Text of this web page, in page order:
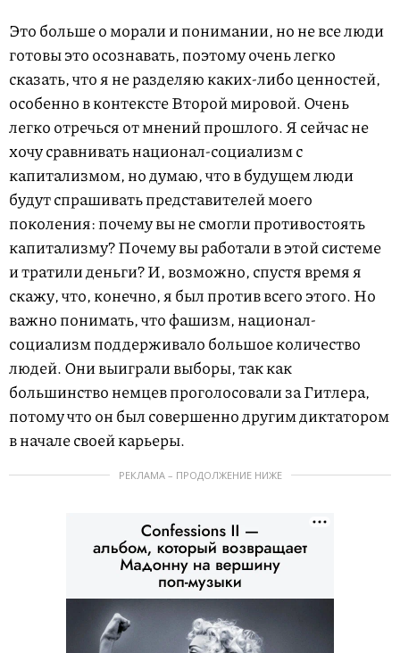
Это больше о морали и понимании, но не все люди
готовы это осознавать, поэтому очень легко
сказать, что я не разделяю каких-либо ценностей,
особенно в контексте Второй мировой. Очень
легко отречься от мнений прошлого. Я сейчас не
хочу сравнивать национал-социализм с
капитализмом, но думаю, что в будущем люди
будут спрашивать представителей моего
поколения: почему вы не смогли противостоять
капитализму? Почему вы работали в этой системе
и тратили деньги? И, возможно, спустя время я
скажу, что, конечно, я был против всего этого. Но
важно понимать, что фашизм, национал-
социализм поддерживало большое количество
людей. Они выиграли выборы, так как
большинство немцев проголосовали за Гитлера,
потому что он был совершенно другим диктатором
в начале своей карьеры.
РЕКЛАМА – ПРОДОЛЖЕНИЕ НИЖЕ